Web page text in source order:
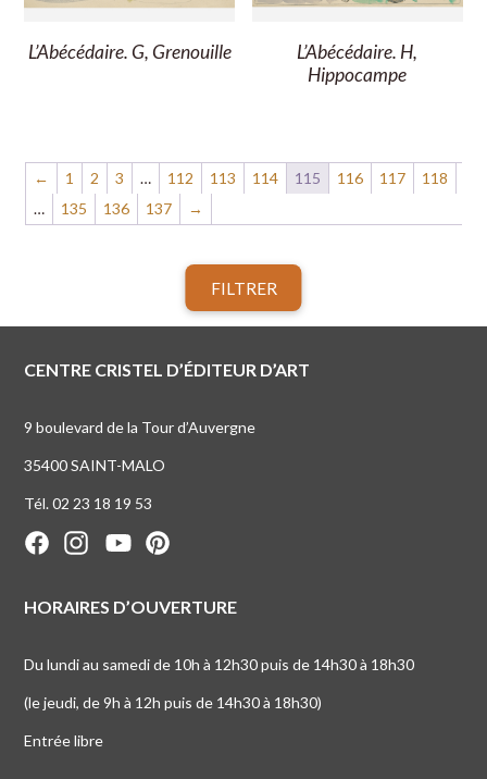
L’Abécédaire. G, Grenouille
L’Abécédaire. H,
Hippocampe
← 1 2 3 … 112 113 114 115 116 117
118
…
135 136 137 →
FILTRER
CENTRE CRISTEL D’ÉDITEUR D’ART
9 boulevard de la Tour d’Auvergne
35400 SAINT-MALO
Tél. 02 23 18 19 53
HORAIRES D’OUVERTURE
Du lundi au samedi de 10h à 12h30 puis de 14h30 à 18h30
(le jeudi, de 9h à 12h puis de 14h30 à 18h30)
Entrée libre